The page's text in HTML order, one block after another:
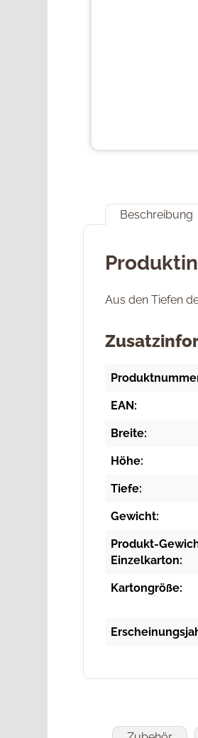
Beschreibung
Aus den Tiefen
EAN:
Breite:
Höhe:
Tiefe:
Gewicht:
Produkt-
Einzelkarton:
Kartongröße: